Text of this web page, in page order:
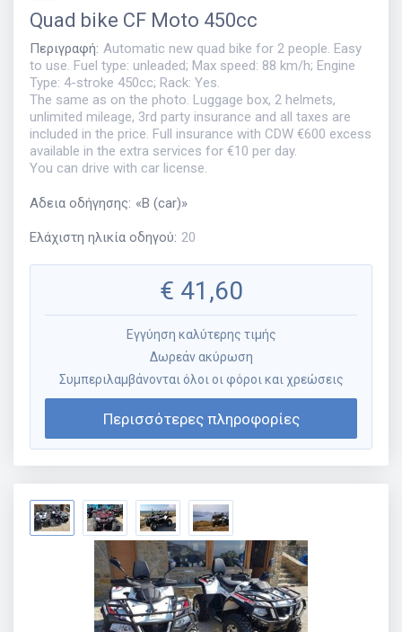
Quad bike CF Moto 450cc
Περιγραφή: Automatic new quad bike for 2 people. Easy
to use. Fuel type: unleaded; Max speed: 88 km/h; Engine
Type: 4-stroke 450cc; Rack: Yes.
The same as on the photo. Luggage box, 2 helmets,
unlimited mileage, 3rd party insurance and all taxes are
included in the price. Full insurance with CDW €600 excess
available in the extra services for €10 per day.
You can drive with car license.
Αδεια οδήγησης: «B (car)»
Ελάχιστη ηλικία οδηγού: 20
€ 41,60
Εγγύηση καλύτερης τιμής
Δωρεάν ακύρωση
Συμπεριλαμβάνονται όλοι οι φόροι και χρεώσεις
Περισσότερες πληροφορίες